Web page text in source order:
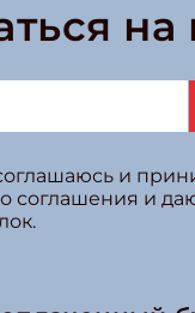
на
и
соглашения и